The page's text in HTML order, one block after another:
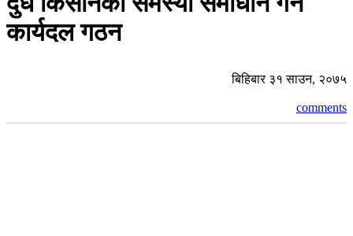
कार्यदल गठन
बिहिबार ३१ साउन, २०७५
comments